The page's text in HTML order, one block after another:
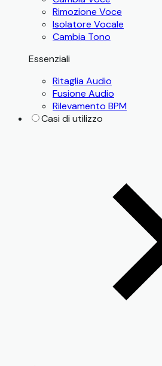
Rimozione Voce
Isolatore Vocale
Cambia Tono
Essenziali
Ritaglia Audio
Fusione Audio
Rilevamento BPM
Casi di utilizzo